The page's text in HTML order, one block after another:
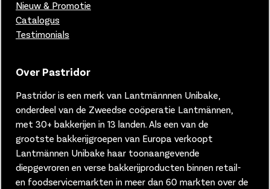
Nieuw & Promotie
Catalogus
Testimonials
Over Pastridor
Pastridor is een merk van Lantmännnen Unibake,
onderdeel van de Zweedse coöperatie Lantmännen,
met 30+ bakkerijen in 13 landen. Als een van de
grootste bakkerijgroepen van Europa verkoopt
Lantmännen Unibake haar toonaangevende
diepgevroren en verse bakkerijproducten binnen retail-
en foodservicemarkten in meer dan 60 markten over de